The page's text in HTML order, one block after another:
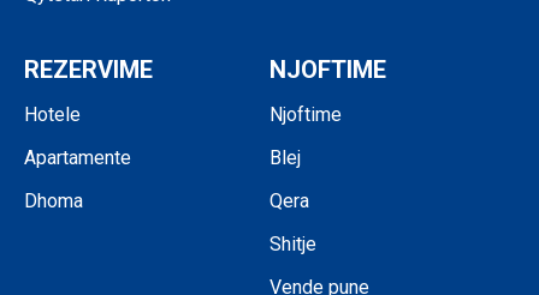
REZERVIME
Hotele
Apartamente
Dhoma
NJOFTIME
Njoftime
Blej
Qera
Shitje
Vende pune